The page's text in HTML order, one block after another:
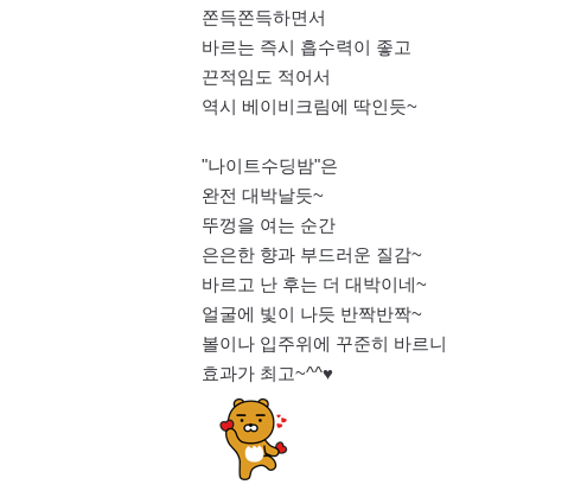
쫀득쫀득하면서
바르는 즉시 흡수력이 좋고
끈적임도 적어서
역시 베이비크림에 딱인듯~
"나이트수딩밤"은
완전 대박날듯~
뚜껑을 여는 순간
은은한 향과 부드러운 질감~
바르고 난 후는 더 대박이네~
얼굴에 빛이 나듯 반짝반짝~
볼이나 입주위에 꾸준히 바르니
효과가 최고~^^♥